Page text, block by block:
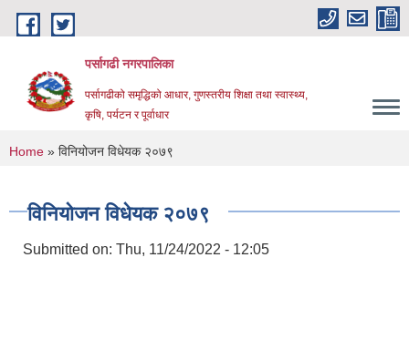
Skip to main content
पर्सागढी नगरपालिका
पर्सागढीको समृद्धिको आधार, गुणस्तरीय शिक्षा तथा स्वास्थ्य,
कृषि, पर्यटन र पूर्वाधार
You are here
Home » विनियोजन विधेयक २०७९
विनियोजन विधेयक २०७९
Submitted on: Thu, 11/24/2022 - 12:05